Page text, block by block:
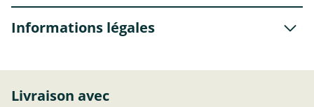
Informations légales
Livraison avec